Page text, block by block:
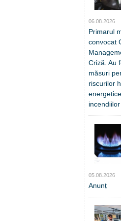
06.08.2026
Primarul
convocat
Criză. Au
măsuri
riscurilor
incendiilor
05.08.2026
Anunț